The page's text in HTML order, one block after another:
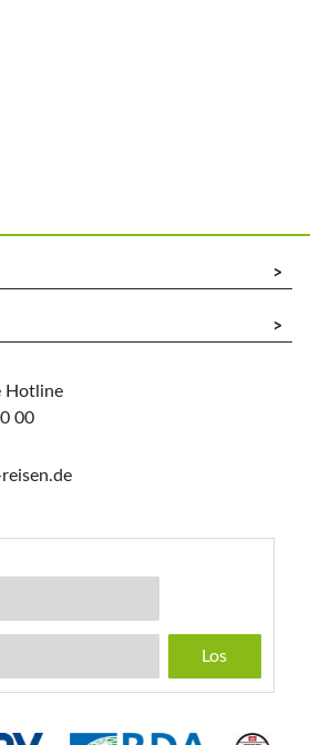
^
^
Hotline
00